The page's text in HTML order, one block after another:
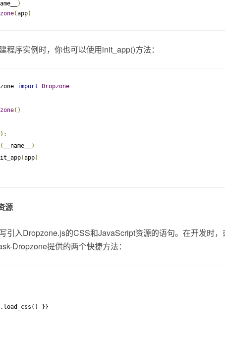
)
(app)
程序实例时，你也可以使用init_app()方法：
import Dropzone
()
( __name__
)
(app)
源
引入Dropzone.js的CSS和JavaScript资源的语句。在开发时
Dropzone提供的两个快捷方法：